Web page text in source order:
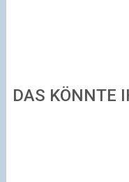
DAS KÖNNTE